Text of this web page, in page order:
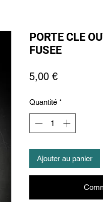
PORTE CLE
FUSEE
5,00 €Prix
Quantité *
Ajouter au panier